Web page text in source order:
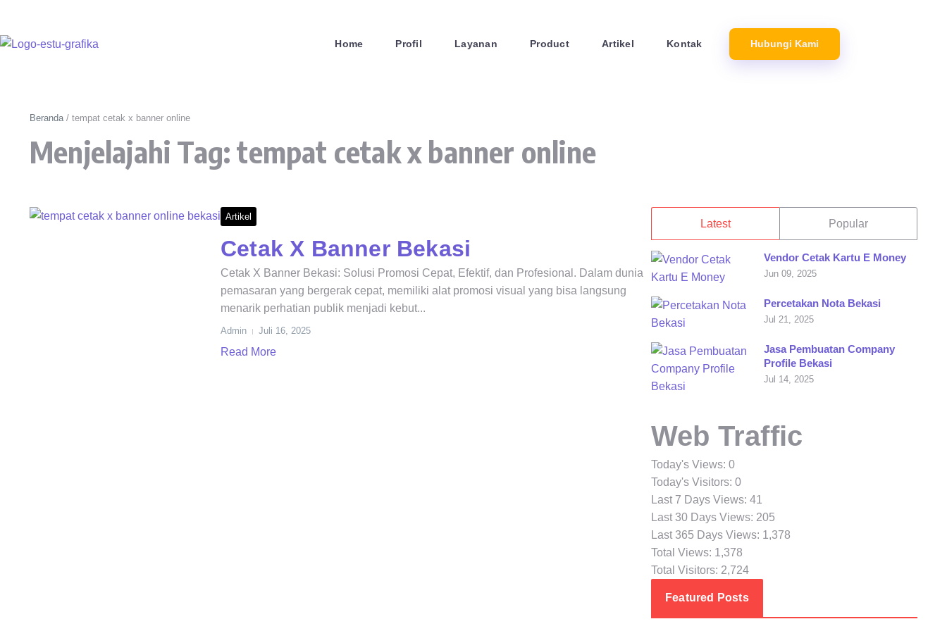
Home Profil Layanan Product Artikel Kontak Hubungi Kami
Beranda/ tempat cetak x banner online
Menjelajahi Tag: tempat cetak x banner online
Artikel
Cetak X Banner Bekasi
Cetak X Banner Bekasi: Solusi Promosi Cepat, Efektif, dan Profesional. Dalam dunia
pemasaran yang bergerak cepat, memiliki alat promosi visual yang bisa langsung
menarik perhatian publik menjadi kebut...
Admin Juli 16, 2025
Read More
Latest Popular
Vendor Cetak Kartu E Money
Jun 09, 2025
Percetakan Nota Bekasi
Jul 21, 2025
Jasa Pembuatan Company
Profile Bekasi
Jul 14, 2025
Web Traffic
Today's Views: 0
Today's Visitors: 0
Last 7 Days Views: 41
Last 30 Days Views: 205
Last 365 Days Views: 1,378
Total Views: 1,378
Total Visitors: 2,724
Featured Posts